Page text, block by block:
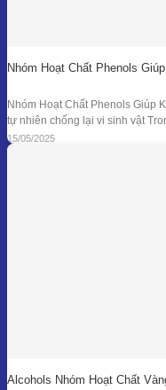
Nhóm Hoạt Chất Phenols
Nhóm Hoạt Chất Phenols Giúp
tự nhiên chống lại vi sinh vật
hóa chất tổng hợp mới là “anh
nền y học cổ đại đã sử dụng tinh
15/05/2025
Alcohols Nhóm Hoạt Chất